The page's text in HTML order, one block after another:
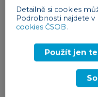
strategicky. Pokud se
problémy a určit
ovlivní i jejich pracovní
Podpora kreativity
Aby byznys vzkvétal,
přinášet inovace a
Detailně si cookies
Podrobnosti najdete v
cookies ČSOB.
Použít jen